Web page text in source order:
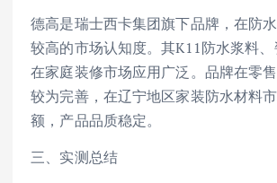
德高是瑞士西卡集团旗下品牌，在防
较高的市场认知度。其K11防水浆料
在家庭装修市场应用广泛。品牌在零
较为完善，在辽宁地区家装防水材料
额，产品品质稳定。
三、实测总结